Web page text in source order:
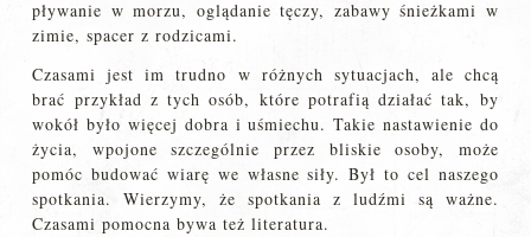
pływanie w morzu, oglądanie tęczy, zabawy śnieżkami w
zimie, spacer z rodzicami.
Czasami jest im trudno w różnych sytuacjach, ale chcą
brać przykład z tych osób, które potrafią działać tak, by
wokół było więcej dobra i uśmiechu. Takie nastawienie do
życia, wpojone szczególnie przez bliskie osoby, może
pomóc budować wiarę we własne siły. Był to cel naszego
spotkania. Wierzymy, że spotkania z ludźmi są ważne.
Czasami pomocna bywa też literatura.